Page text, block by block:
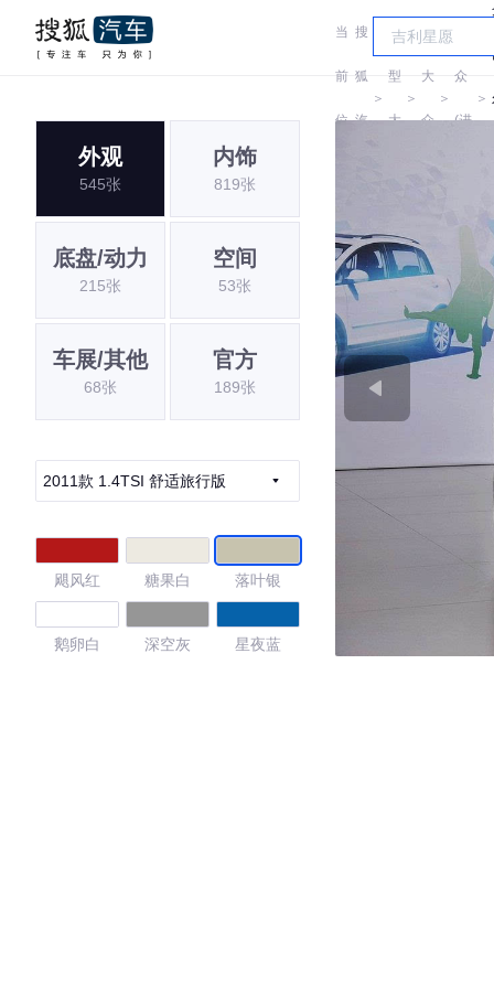
当
前
位
搜
狐
汽
＞
车
型
大
＞
大
众
＞
众
(进
＞
外观
545张
内饰
819张
底盘/动力
215张
空间
53张
车展/其他
68张
官方
189张
2011款 1.4TSI 舒适旅行版
飓风红 糖果白 落叶银
鹅卵白 深空灰 星夜蓝